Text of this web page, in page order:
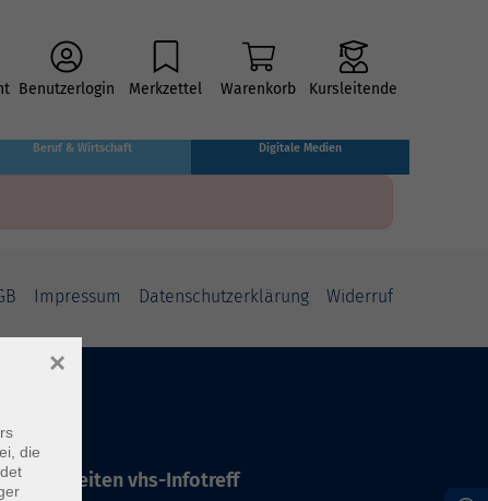
Benutzerlogin Merkzettel Warenkorb Kursleitende
Beruf & Wirtschaft Digitale Medien
Impressum Datenschutzerklärung Widerruf
vhs-Infotreff
die
×